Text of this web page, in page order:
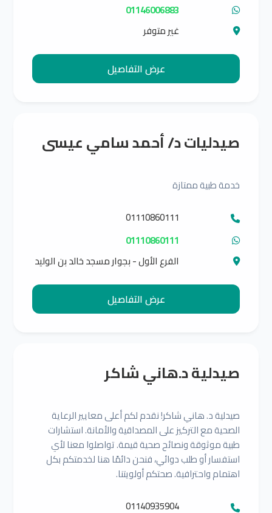
01146006883
غير متوفر
عرض التفاصيل
صيدليات د/ أحمد سامي عيسى
خدمة طبية ممتازة
01110860111
01110860111
الفرع الأول - بجوار مسجد خالد بن الوليد
مسجد الواجد بالمقرونه
عرض التفاصيل
صيدلية د.هاني شاكر
صيدلية د. هاني شاكر! نقدم لكم أعلى معايير الرعاية
الصحية مع التركيز على المصداقية والأمانة. استشارات
طبية موثوقة ونصائح صحية قيمة. تواصلوا معنا لأي
استفسار أو طلب دوائي، فنحن دائمًا هنا لخدمتكم بكل
اهتمام واحترافية. صحتكم أولويتنا.
01140935904